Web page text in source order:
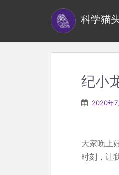
科学猫
纪小
2020年7
大家晚上
时刻，让